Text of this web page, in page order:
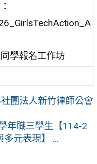
學報名工作坊
團法人新竹律師公會
年職三學生【114-2
元表現】 ...